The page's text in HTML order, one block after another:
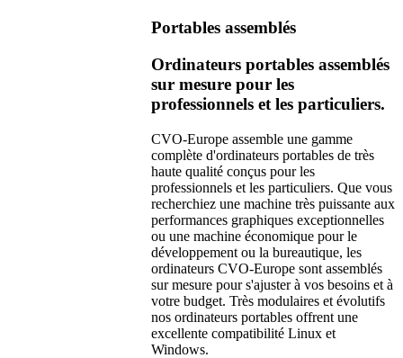
Portables assemblés
Ordinateurs portables assemblés
sur mesure pour les
professionnels et les particuliers.
CVO-Europe assemble une gamme
complète d'ordinateurs portables de très
haute qualité conçus pour les
professionnels et les particuliers. Que vous
recherchiez une machine très puissante aux
performances graphiques exceptionnelles
ou une machine économique pour le
développement ou la bureautique, les
ordinateurs CVO-Europe sont assemblés
sur mesure pour s'ajuster à vos besoins et à
votre budget. Très modulaires et évolutifs
nos ordinateurs portables offrent une
excellente compatibilité Linux et
Windows.